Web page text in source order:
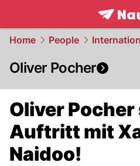
Home People
Oliver Pocher
Oliver
Auftritt mit
Naidoo!